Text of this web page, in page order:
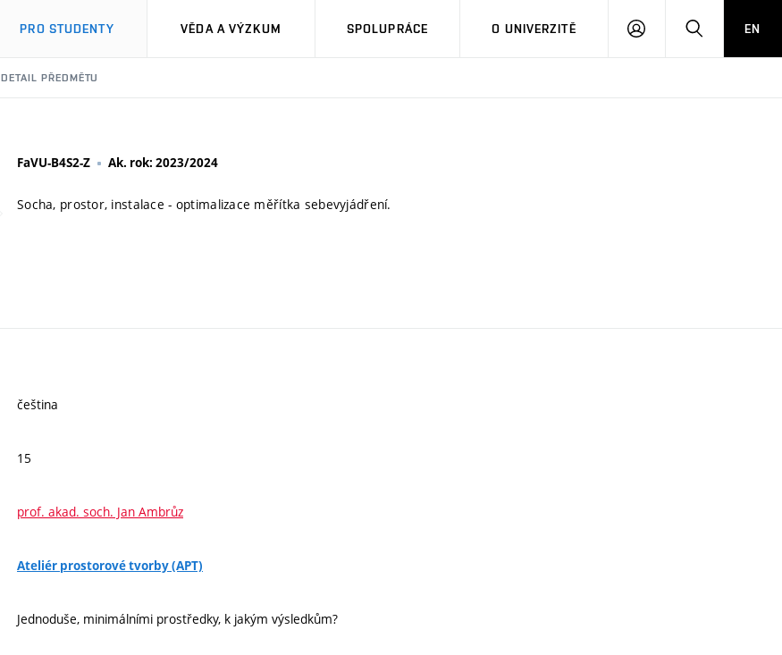
PRO STUDENTY VĚDA A VÝZKUM SPOLUPRÁCE O UNIVERZITĚ
PŘIHLÁSIT HLEDATEN
DETAIL PŘEDMĚTU
FaVU-B4S2-Z Ak. rok: 2023/2024
Socha, prostor, instalace - optimalizace měřítka sebevyjádření.
čeština
15
prof. akad. soch. Jan Ambrůz
Ateliér prostorové tvorby (APT)
Jednoduše, minimálními prostředky, k jakým výsledkům?